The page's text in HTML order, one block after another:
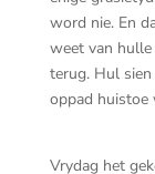
word nie. En
weet van
terug. Hul
oppad huistoe
Vrydag het